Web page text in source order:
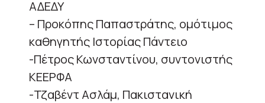
ΑΔΕΔΥ
– Προκόπης Παπαστράτης, ομότιμος
καθηγητής Ιστορίας Πάντειο
-Πέτρος Κωνσταντίνου, συντονιστής
ΚΕΕΡΦΑ
-Τζαβέντ Ασλάμ, Πακιστανική